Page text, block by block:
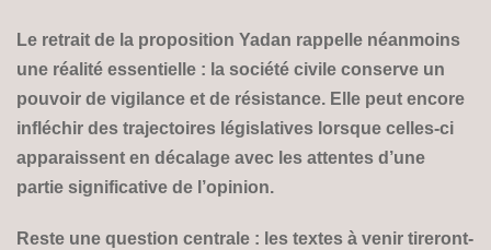
Le retrait de la proposition Yadan rappelle néanmoins
une réalité essentielle : la société civile conserve un
pouvoir de vigilance et de résistance. Elle peut encore
infléchir des trajectoires législatives lorsque celles-ci
apparaissent en décalage avec les attentes d’une
partie significative de l’opinion.
Reste une question centrale : les textes à venir tireront-